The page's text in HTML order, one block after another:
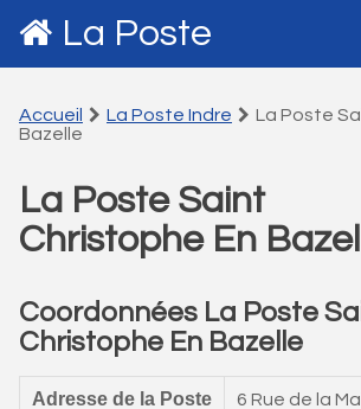
La Poste
Accueil La Poste Indre
La Poste
Bazelle
La Poste Saint
Christophe En
Coordonnées La Poste
Christophe En Bazelle
Adresse de la Poste 6 Rue de la